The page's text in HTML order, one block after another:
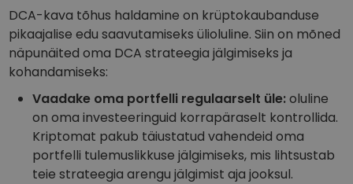
DCA-kava tõhus haldamine on krüptokaubanduse
pikaajalise edu saavutamiseks ülioluline. Siin on mõned
näpunäited oma DCA strateegia jälgimiseks ja
kohandamiseks:
Vaadake oma portfelli regulaarselt üle:oluline
on oma investeeringuid korrapäraselt kontrollida.
Kriptomat pakub täiustatud vahendeid oma
portfelli tulemuslikkuse jälgimiseks, mis lihtsustab
teie strateegia arengu jälgimist aja jooksul.